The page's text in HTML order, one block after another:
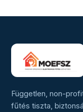
Független, non-
fűtés tiszta,